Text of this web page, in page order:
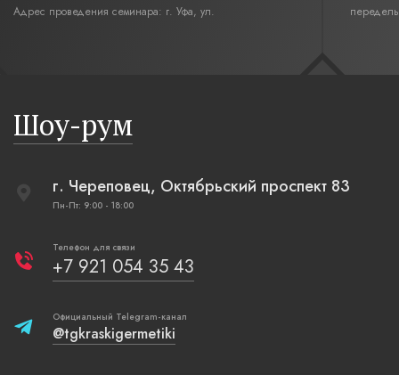
Адрес проведения семинара: г. Уфа, ул.
Шоу-рум
г. Череповец, Октябрьский проспект 83
Пн-Пт: 9:00 - 18:00
Телефон для связи
+7 921 054 35 43
Официальный Telegram-канал
@tgkraskigermetiki